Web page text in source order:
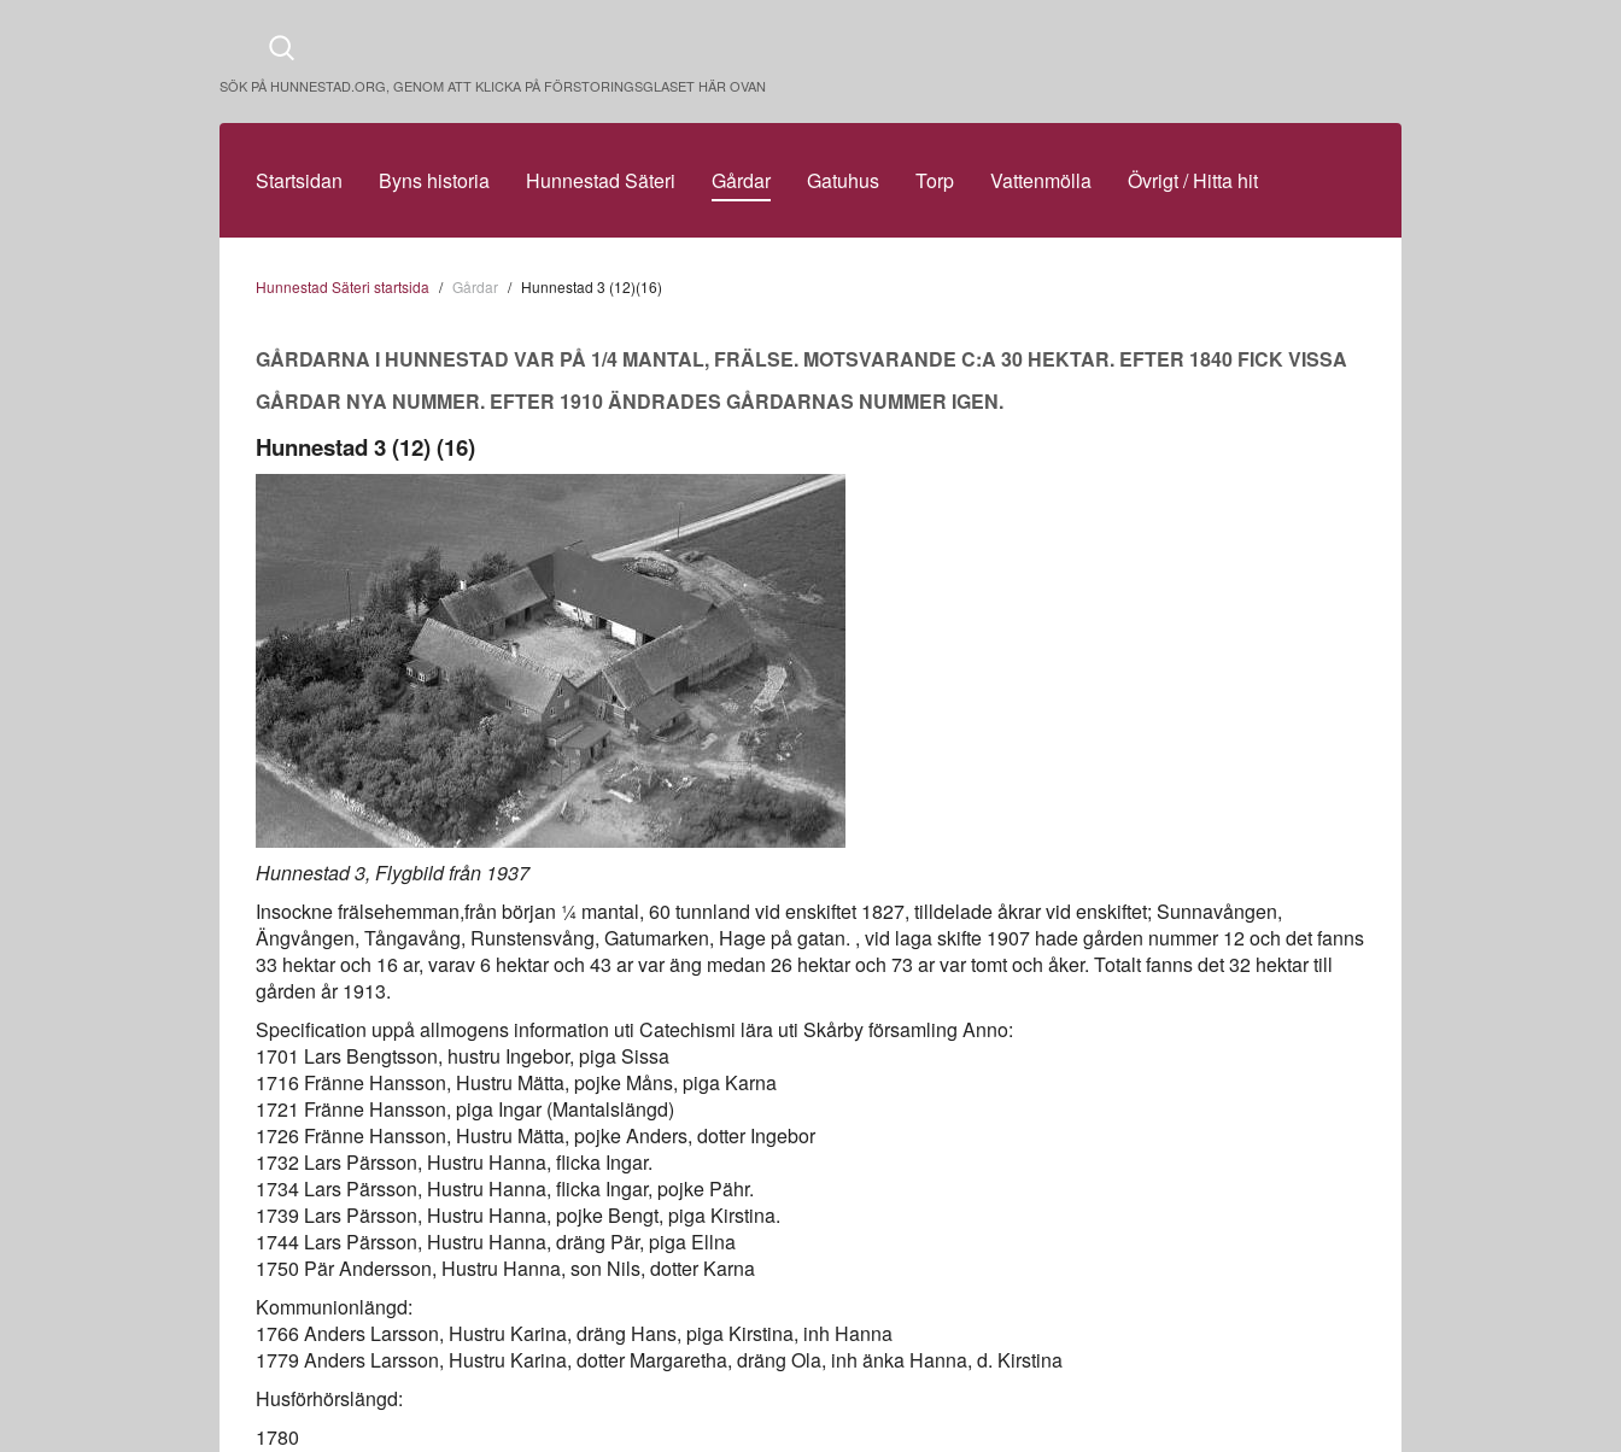
SÖK PÅ HUNNESTAD.ORG, GENOM ATT KLICKA PÅ FÖRSTORINGSGLASET HÄR OVAN
Startsidan Byns historia Hunnestad Säteri Gårdar Gatuhus Torp Vattenmölla Övrigt / Hitta hit
Hunnestad Säteri startsida Gårdar Hunnestad 3 (12)(16)
GÅRDARNA I HUNNESTAD VAR PÅ 1/4 MANTAL, FRÄLSE. MOTSVARANDE C:A 30 HEKTAR. EFTER 1840 FICK VISSA
GÅRDAR NYA NUMMER. EFTER 1910 ÄNDRADES GÅRDARNAS NUMMER IGEN.
Hunnestad 3 (12) (16)
Hunnestad 3, Flygbild från 1937
Insockne frälsehemman,från början ¼ mantal, 60 tunnland vid enskiftet 1827, tilldelade åkrar vid enskiftet; Sunnavången,
Ängvången, Tångavång, Runstensvång, Gatumarken, Hage på gatan. , vid laga skifte 1907 hade gården nummer 12 och det fanns
33 hektar och 16 ar, varav 6 hektar och 43 ar var äng medan 26 hektar och 73 ar var tomt och åker. Totalt fanns det 32 hektar till
gården år 1913.
Specification uppå allmogens information uti Catechismi lära uti Skårby församling Anno:
1701 Lars Bengtsson, hustru Ingebor, piga Sissa
1716 Fränne Hansson, Hustru Mätta, pojke Måns, piga Karna
1721 Fränne Hansson, piga Ingar (Mantalslängd)
1726 Fränne Hansson, Hustru Mätta, pojke Anders, dotter Ingebor
1732 Lars Pärsson, Hustru Hanna, flicka Ingar.
1734 Lars Pärsson, Hustru Hanna, flicka Ingar, pojke Pähr.
1739 Lars Pärsson, Hustru Hanna, pojke Bengt, piga Kirstina.
1744 Lars Pärsson, Hustru Hanna, dräng Pär, piga Ellna
1750 Pär Andersson, Hustru Hanna, son Nils, dotter Karna
Kommunionlängd:
1766 Anders Larsson, Hustru Karina, dräng Hans, piga Kirstina, inh Hanna
1779 Anders Larsson, Hustru Karina, dotter Margaretha, dräng Ola, inh änka Hanna, d. Kirstina
Husförhörslängd:
1780